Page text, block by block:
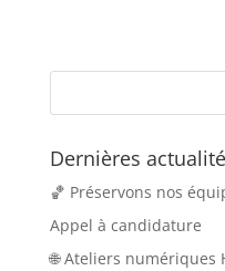
Dernières
🏀 Préservons nos
Appel à candidature
🌐 Ateliers numériques